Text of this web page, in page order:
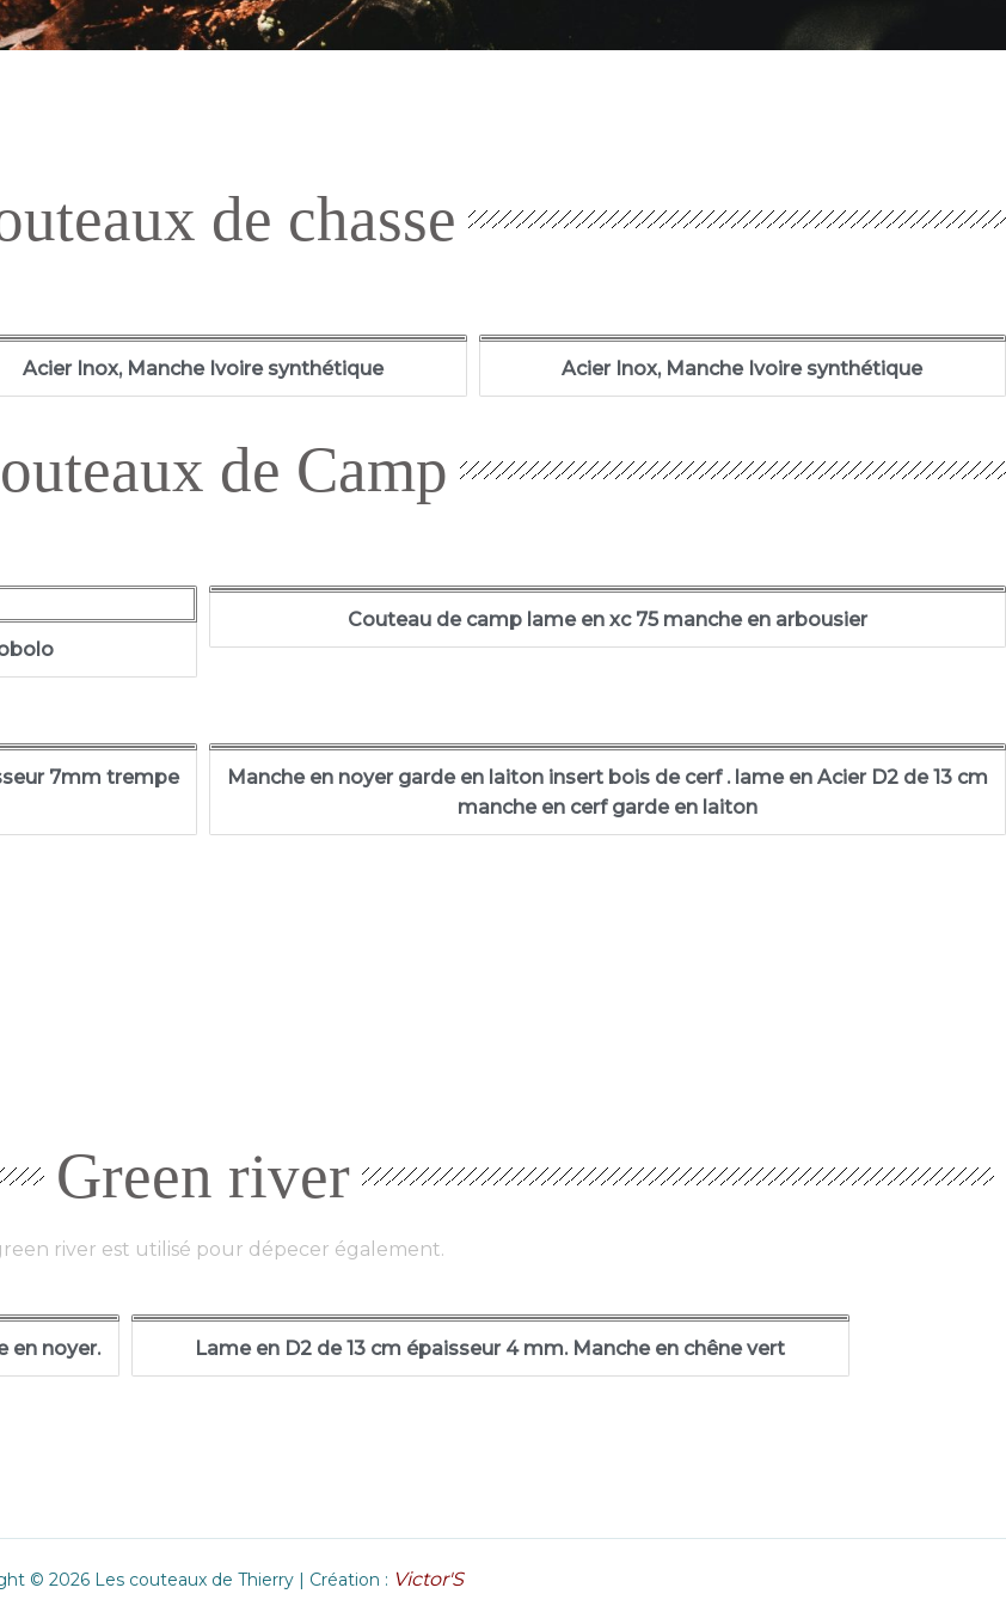
de chasse
Acier Inox, Manche Ivoire synthétique Acier Inox, Manche Ivoire synthétique
de Camp
Couteau de camp lame en xc 75 manche en arbousier
7mm trempe
Manche en noyer garde en laiton insert bois de cerf . lame en Acier D2 de 13 cm
manche en cerf garde en laiton
Green river
river est utilisé pour dépecer également.
en noyer. Lame en D2 de 13 cm épaisseur 4 mm. Manche en chêne vert
© 2026 Les couteaux de Thierry | Création : Victor'S